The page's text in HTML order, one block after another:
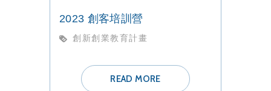
2023 創客培訓營
創新創業教育計畫
READ MORE